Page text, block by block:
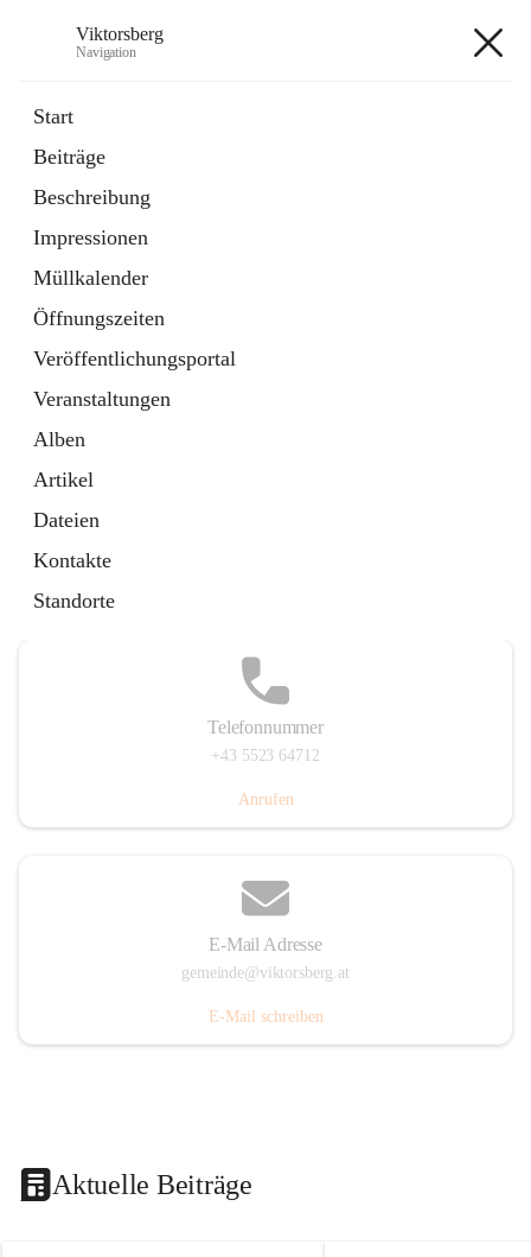
Viktorsberg
Navigation
Start
Beiträge
Beschreibung
Impressionen
Müllkalender
Öffnungszeiten
Veröffentlichungsportal
Veranstaltungen
Alben
Artikel
Dateien
Kontakte
Standorte
1 Schnellzugriff
Bürgerservice
10 Schnellzugriffe
Telefonnummer
+43 5523 64712
Anrufen
E-Mail Adresse
gemeinde@viktorsberg.at
E-Mail schreiben
Aktuelle Beiträge